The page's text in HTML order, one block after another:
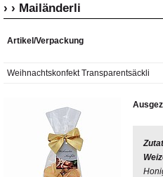
› › Mailänderli
Artikel/Verpackung
Weihnachtskonfekt Transparentsäckli